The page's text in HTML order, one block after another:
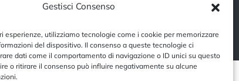
Gestisci Consenso
esperienze, utilizziamo tecnologie come i cookie per memorizzare
del dispositivo. Il consenso a queste tecnologie ci
dati come il comportamento di navigazione o ID unici su questo
o ritirare il consenso può influire negativamente su alcune